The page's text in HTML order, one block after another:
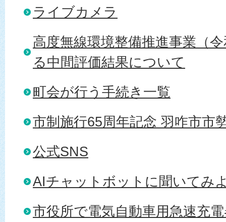
ライブカメラ
高度無線環境整備推進事業（
る中間評価結果について
町会が行う手続き一覧
市制施行65周年記念 羽咋市市
公式SNS
AIチャットボットに聞いてみ
市役所で電気自動車用急速充